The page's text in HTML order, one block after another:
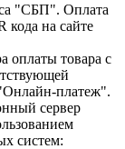
"СБП". Оплата
кода на сайте
оплаты товара с
платеж".
сервер
систем: